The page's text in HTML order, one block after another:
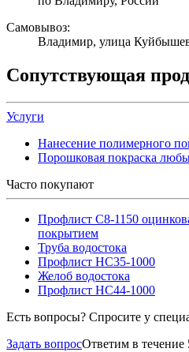
Самовывоз:
Владимир, улица
Сопутствующая
Услуги
Нанесение полимерного
Порошковая покраска
Часто покупают
Профлист С8-1150
покрытием
Труба водостока
Профлист НС35-1000
Желоб водостока
Профлист НС44-1000
Есть вопросы? Спросите у
Задать вопросОтветим в течение